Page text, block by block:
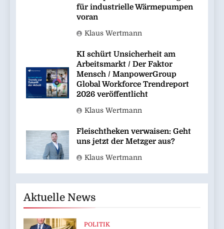
für industrielle Wärmepumpen
voran
Klaus Wertmann
KI schürt Unsicherheit am
Arbeitsmarkt / Der Faktor
Mensch / ManpowerGroup
Global Workforce Trendreport
2026 veröffentlicht
Klaus Wertmann
Fleischtheken verwaisen: Geht
uns jetzt der Metzger aus?
Klaus Wertmann
Aktuelle News
POLITIK